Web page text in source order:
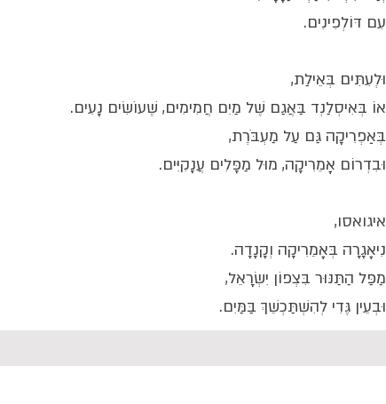
עִם דּוֹלְפִינִים.
וּלְעִתִּים בְּאֵילַת,
אוֹ בְּאִיסְלַנְד בַּאֲגַם שֶׁל מַיִם חֲמִימִים, שֶׁעוֹשִׂים נָעִים.
בְּאַפְרִיקָה גַּם עַל מַעְבֹּרֶת,
וּבִדְרוֹם אָמֵרִיקָה, מוּל מַפָּלִים עֲנָקִיִּים.
איגואסו,
נִיאָגָרָה בְּאָמֵרִיקָה וְקָנָדָה.
מַפַּל הַתַּנּוּר בִּצְפוֹן יִשְׂרָאֵל,
וּבְעֵין גֶּדִי לְהִשְׁתַּכְשֵׁךְ בַּמַּיִם.